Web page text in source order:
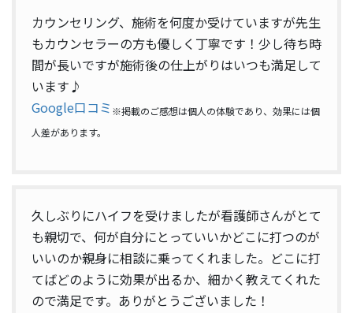
カウンセリング、施術を何度か受けていますが先生
もカウンセラーの方も優しく丁寧です！少し待ち時
間が長いですが施術後の仕上がりはいつも満足して
います♪
Google口コミ ※掲載のご感想は個人の体験であり、効果には個
人差があります。
久しぶりにハイフを受けましたが看護師さんがとて
も親切で、何が自分にとっていいかどこに打つのが
いいのか親身に相談に乗ってくれました。どこに打
てばどのように効果が出るか、細かく教えてくれた
ので満足です。ありがとうございました！